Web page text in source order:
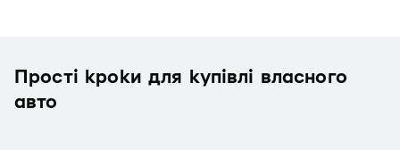
Прості кроки для купівлі власного
авто